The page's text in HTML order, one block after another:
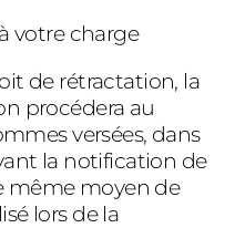
votre charge
de rétractation, la
procédera au
versées, dans
la notification de
même moyen de
lors de la